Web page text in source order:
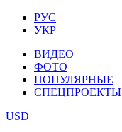
РУС
УКР
ВИДЕО
ФОТО
ПОПУЛЯРНЫЕ
СПЕЦПРОЕКТЫ
USD